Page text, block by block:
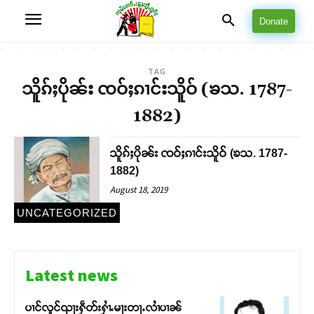
Donate
TAG
သိူၵ်ႈပိုၼ်း ၸဝ်ႈၵၢင်းသိူဝ် (ၶသ. 1787-
1882)
UNCATEGORIZED
သိူၵ်ႈပိုၼ်း ၸဝ်ႈၵၢင်းသိူဝ် (ၶသ. 1787-
1882)
August 18, 2019
Latest news
ပၢင်လူင်ၺႃးႁဵတ်းႁၢႆႉမႃးတႃႉလၢႆပၢၼ် ​​